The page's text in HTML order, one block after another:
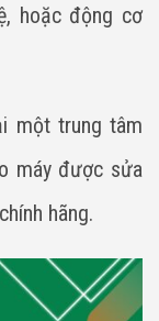
hoặc động cơ
một trung tâm
máy được sửa
hãng.